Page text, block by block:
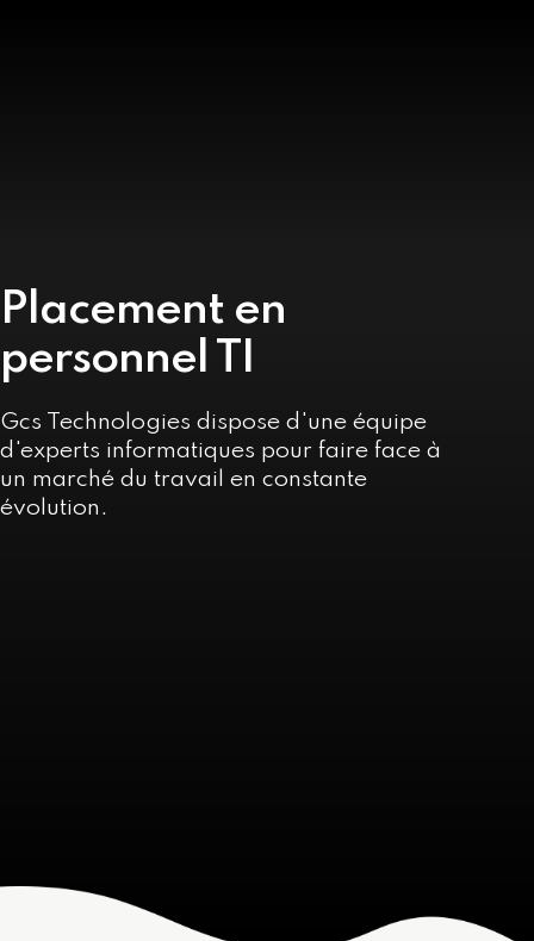
Placement en
personnel TI
Gcs Technologies dispose d'une équipe
d'experts informatiques pour faire face à
un marché du travail en constante
évolution.